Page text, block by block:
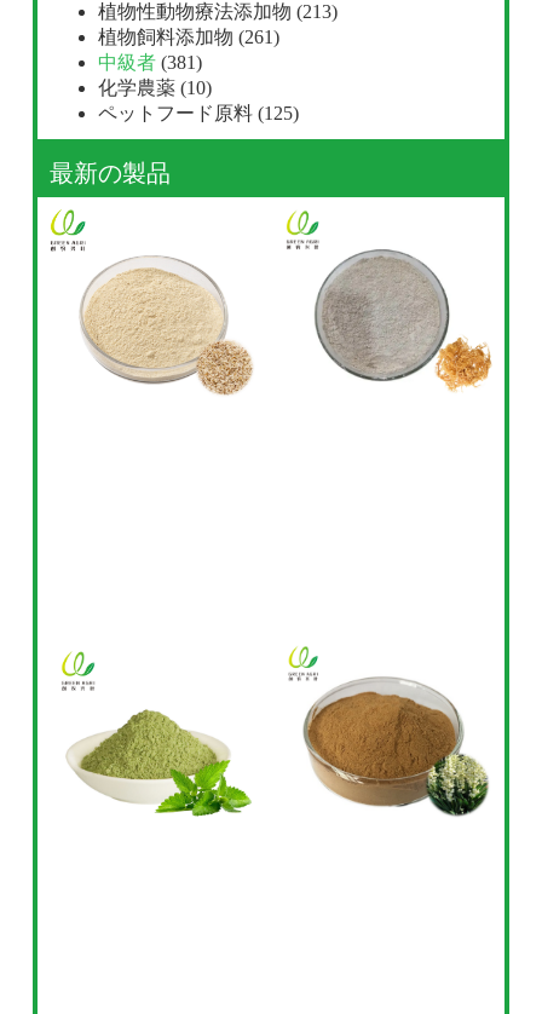
植物性動物療法添加物 (213)
植物飼料添加物 (261)
中級者 (381)
化学農薬 (10)
ペットフード原料 (125)
最新の製品